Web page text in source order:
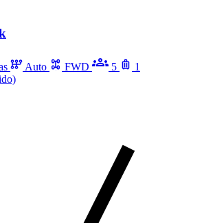
Auto FWD 5
1